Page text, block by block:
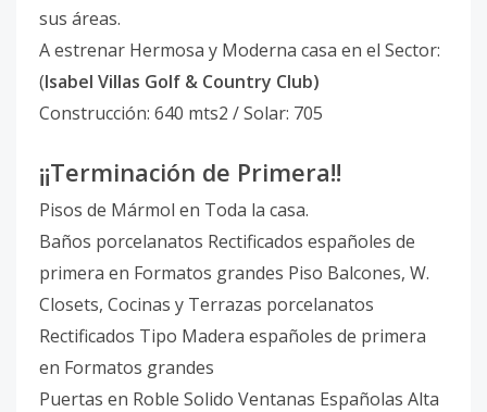
sus áreas.
A estrenar Hermosa y Moderna casa en el Sector:
(Isabel Villas Golf & Country Club)
Construcción: 640 mts2 / Solar: 705
¡¡Terminación de Primera!!
Pisos de Mármol en Toda la casa.
Baños porcelanatos Rectificados españoles de
primera en Formatos grandes Piso Balcones, W.
Closets, Cocinas y Terrazas porcelanatos
Rectificados Tipo Madera españoles de primera
en Formatos grandes
Puertas en Roble Solido Ventanas Españolas Alta